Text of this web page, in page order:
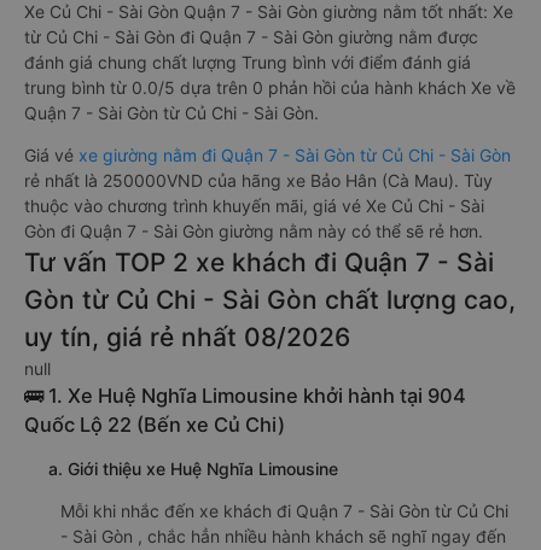
Xe Củ Chi - Sài Gòn Quận 7 - Sài Gòn giường nằm tốt nhất: Xe
từ Củ Chi - Sài Gòn đi Quận 7 - Sài Gòn giường nằm được
đánh giá chung chất lượng Trung bình với điểm đánh giá
trung bình từ 0.0/5 dựa trên 0 phản hồi của hành khách Xe về
Quận 7 - Sài Gòn từ Củ Chi - Sài Gòn.
Giá vé xe giường nằm đi Quận 7 - Sài Gòn từ Củ Chi - Sài Gòn
rẻ nhất là 250000VND của hãng xe Bảo Hân (Cà Mau). Tùy
thuộc vào chương trình khuyến mãi, giá vé Xe Củ Chi - Sài
Gòn đi Quận 7 - Sài Gòn giường nằm này có thể sẽ rẻ hơn.
Tư vấn TOP 2 xe khách đi Quận 7 - Sài
Gòn từ Củ Chi - Sài Gòn chất lượng cao,
uy tín, giá rẻ nhất 08/2026
null
🚌 1. Xe Huệ Nghĩa Limousine khởi hành tại 904
Quốc Lộ 22 (Bến xe Củ Chi)
a. Giới thiệu xe Huệ Nghĩa Limousine
Mỗi khi nhắc đến xe khách đi Quận 7 - Sài Gòn từ Củ Chi
- Sài Gòn , chắc hẳn nhiều hành khách sẽ nghĩ ngay đến